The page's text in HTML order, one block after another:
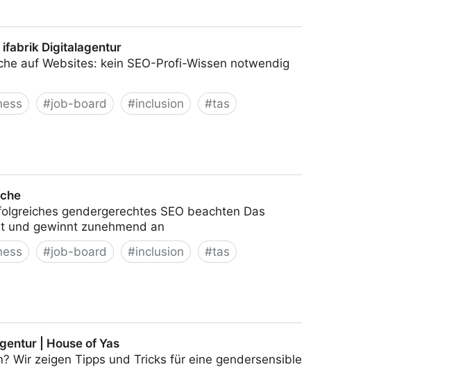
ifabrik Digitalagentur
auf Websites: kein SEO-Profi-Wissen notwendig
#job-board #inclusion #tas
gendergerechtes SEO beachten Das
und gewinnt zunehmend an
#job-board #inclusion #tas
| House of Yas
Wir zeigen Tipps und Tricks für eine gendersensible